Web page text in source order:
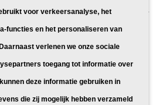
voor de HP Laserjet
voor verkeersanalyse, het
functies en het personaliseren van
verlenen we onze sociale
toegang tot informatie over
deze informatie gebruiken in
die zij mogelijk hebben verzameld